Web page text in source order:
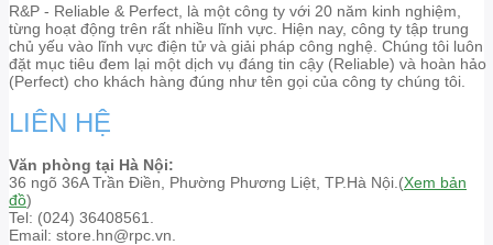
R&P - Reliable & Perfect, là một công ty với 20 năm kinh nghiệm,
từng hoạt động trên rất nhiều lĩnh vực. Hiện nay, công ty tập trung
chủ yếu vào lĩnh vực điện tử và giải pháp công nghệ. Chúng tôi luôn
đặt mục tiêu đem lại một dịch vụ đáng tin cậy (Reliable) và hoàn hảo
(Perfect) cho khách hàng đúng như tên gọi của công ty chúng tôi.
LIÊN HỆ
Văn phòng tại Hà Nội:
36 ngõ 36A Trần Điền, Phường Phương Liệt, TP.Hà Nội.(Xem bản
đồ)
Tel: (024) 36408561.
Email: store.hn@rpc.vn.